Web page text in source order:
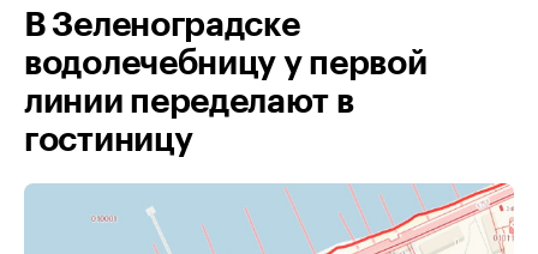
В Зеленоградске
водолечебницу у первой
линии переделают в
гостиницу